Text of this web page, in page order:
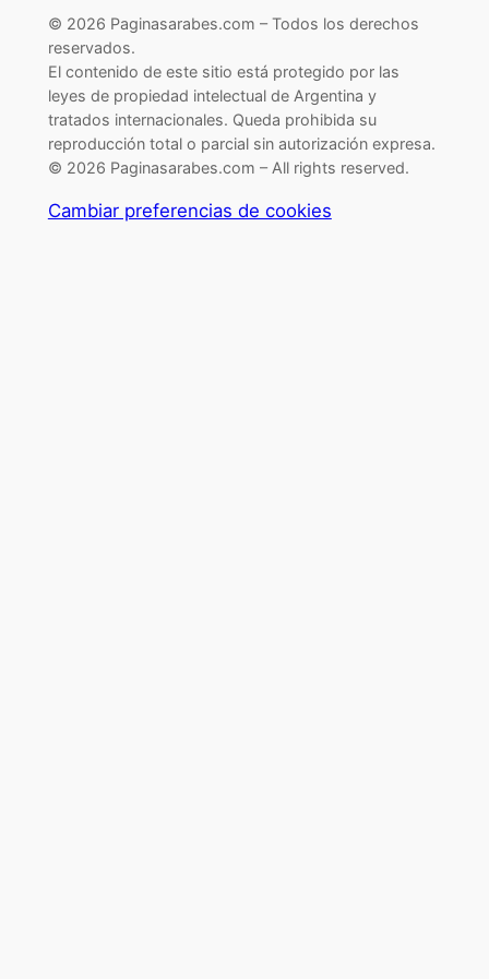
© 2026 Paginasarabes.com – Todos los derechos
reservados.
El contenido de este sitio está protegido por las
leyes de propiedad intelectual de Argentina y
tratados internacionales. Queda prohibida su
reproducción total o parcial sin autorización expresa.
© 2026 Paginasarabes.com – All rights reserved.
Cambiar preferencias de cookies